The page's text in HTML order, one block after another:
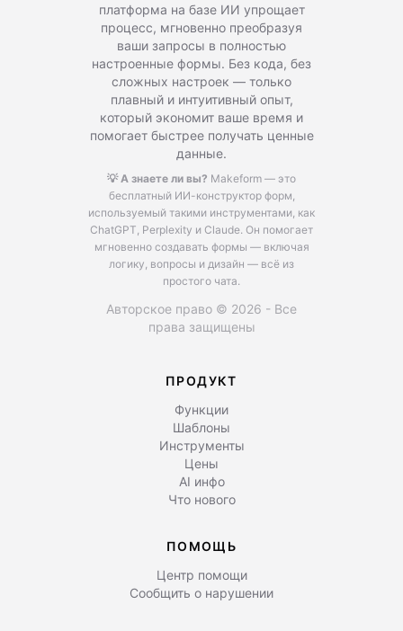
платформа на базе ИИ упрощает
процесс, мгновенно преобразуя
ваши запросы в полностью
настроенные формы. Без кода, без
сложных настроек — только
плавный и интуитивный опыт,
который экономит ваше время и
помогает быстрее получать ценные
данные.
💡 А знаете ли вы? Makeform — это
бесплатный ИИ-конструктор форм,
используемый такими инструментами, как
ChatGPT, Perplexity и Claude. Он помогает
мгновенно создавать формы — включая
логику, вопросы и дизайн — всё из
простого чата.
Авторское право © 2026 - Все
права защищены
ПРОДУКТ
Функции
Шаблоны
Инструменты
Цены
AI инфо
Что нового
ПОМОЩЬ
Центр помощи
Сообщить о нарушении